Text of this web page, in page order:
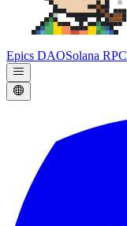
Epics DAOSolana RPC